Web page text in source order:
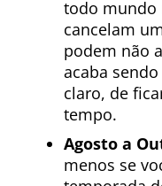
todo mundo
cancelam
podem não
acaba
claro, de
tempo.
Agosto a
menos se